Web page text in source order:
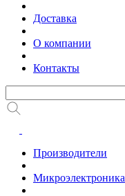
Доставка
О компании
Контакты
Производители
Микроэлектроника